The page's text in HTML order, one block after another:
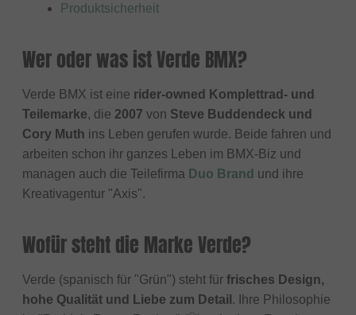
Produktsicherheit
Wer oder was ist Verde BMX?
Verde BMX ist eine rider-owned Komplettrad- und
Teilemarke, die 2007 von Steve Buddendeck und
Cory Muth ins Leben gerufen wurde. Beide fahren und
arbeiten schon ihr ganzes Leben im BMX-Biz und
managen auch die Teilefirma Duo Brand und ihre
Kreativagentur "Axis".
Wofür steht die Marke Verde?
Verde (spanisch für "Grün") steht für frisches Design,
hohe Qualität und Liebe zum Detail . Ihre Philosophie